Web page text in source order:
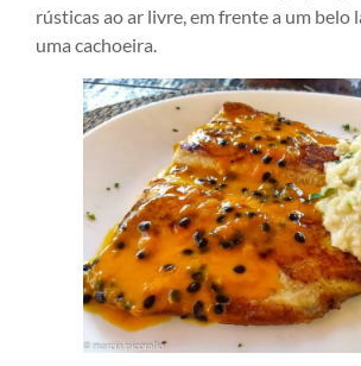
rústicas ao ar livre, em frente a um belo
uma cachoeira.